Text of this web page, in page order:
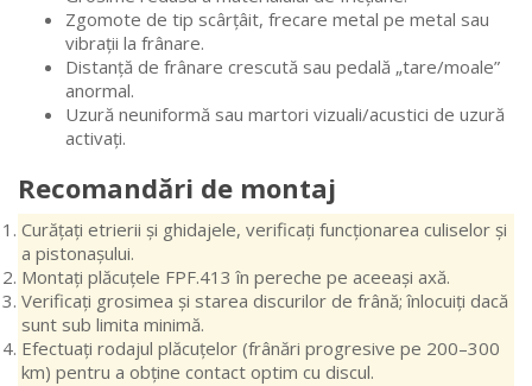
Zgomote de tip scârțâit, frecare metal pe metal sau
vibrații la frânare.
Distanță de frânare crescută sau pedală „tare/moale”
anormal.
Uzură neuniformă sau martori vizuali/acustici de uzură
activați.
Recomandări de montaj
Curățați etrierii și ghidajele, verificați funcționarea culiselor și
a pistonașului.
Montați plăcuțele FPF.413 în pereche pe aceeași axă.
Verificați grosimea și starea discurilor de frână; înlocuiți dacă
sunt sub limita minimă.
Efectuați rodajul plăcuțelor (frânări progresive pe 200–300
km) pentru a obține contact optim cu discul.